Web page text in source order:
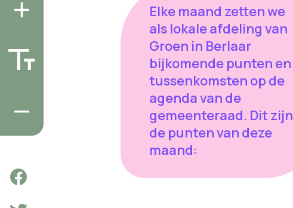
Elke maand zetten we
als lokale afdeling van
Groen in Berlaar
bijkomende punten en
tussenkomsten op de
agenda van de
gemeenteraad. Dit zijn
de punten van deze
maand: